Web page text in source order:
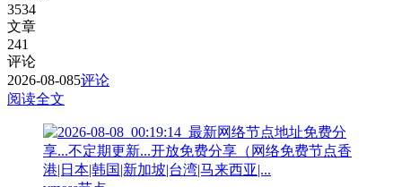
3534
文章
241
评论
2026-08-085评论
阅读全文